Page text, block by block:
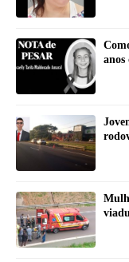
anos